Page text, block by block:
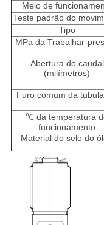
Meio de
Teste padrão do
Tipo
MPa da Trabalhar-
Abertura do caudal
(milímetros)
Furo comum da
℃ da temperatura
funcionamento
Material do selo do